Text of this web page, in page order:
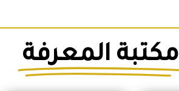
مكتبة المعرفة